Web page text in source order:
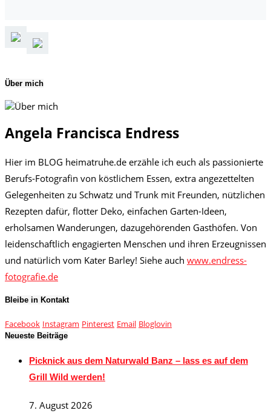
Über mich
Angela Francisca Endress
Hier im BLOG heimatruhe.de erzähle ich euch als passionierte
Berufs-Fotografin von köstlichem Essen, extra angezettelten
Gelegenheiten zu Schwatz und Trunk mit Freunden, nützlichen
Rezepten dafür, flotter Deko, einfachen Garten-Ideen,
erholsamen Wanderungen, dazugehörenden Gasthöfen. Von
leidenschaftlich engagierten Menschen und ihren Erzeugnissen
und natürlich vom Kater Barley! Siehe auch www.endress-
fotografie.de
Bleibe in Kontakt
Facebook Instagram Pinterest Email Bloglovin
Neueste Beiträge
Picknick aus dem Naturwald Banz – lass es auf dem
Grill Wild werden!
7. August 2026